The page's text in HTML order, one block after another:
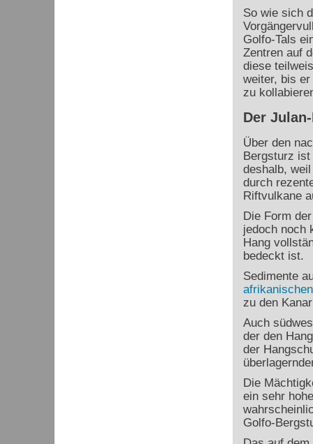
So wie sich
Golfo-Tals
Zentren auf
diese
weiter, bis
zu
Der
Über den
Bergsturz ist
deshalb,
durch
Riftvulkane
Die Form
jedoch noch
Hang
bedeckt ist.
Sedimente
zu den
Auch
der den
der
Die
ein sehr
Golfo-